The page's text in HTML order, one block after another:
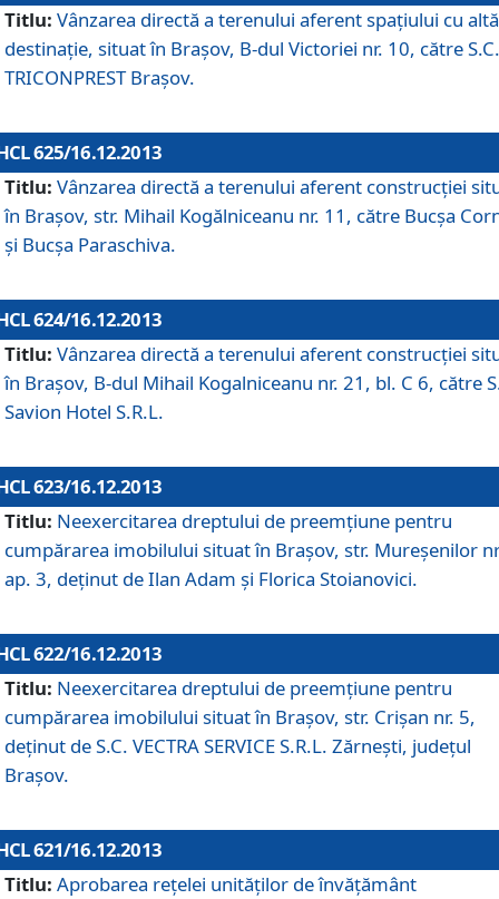
Titlu: Vânzarea directă a terenului aferent spaţiului cu altă
destinaţie, situat în Braşov, B-dul Victoriei nr. 10, către S.C.
TRICONPREST Braşov.
625/16.12.2013
Titlu: Vânzarea directă a terenului aferent construcţiei
în Braşov, str. Mihail Kogălniceanu nr. 11, către Bucşa
şi Bucşa Paraschiva.
624/16.12.2013
Titlu: Vânzarea directă a terenului aferent construcţiei
în Braşov, B-dul Mihail Kogalniceanu nr. 21, bl. C 6, către
Savion Hotel S.R.L.
623/16.12.2013
Titlu: Neexercitarea dreptului de preemţiune pentru
cumpărarea imobilului situat în Braşov, str. Mureşenilor
ap. 3, deţinut de Ilan Adam şi Florica Stoianovici.
622/16.12.2013
Titlu: Neexercitarea dreptului de preemţiune pentru
cumpărarea imobilului situat în Braşov, str. Crişan nr. 5,
deţinut de S.C. VECTRA SERVICE S.R.L. Zărneşti, judeţul
Braşov.
621/16.12.2013
Titlu: Aprobarea reţelei unităţilor de învăţământ